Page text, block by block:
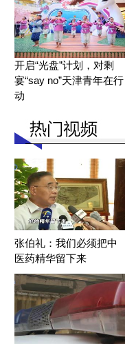
开启“光盘”计划，对剩
宴“say no”天津青年在行
动
张伯礼：我们必须把中
医药精华留下来